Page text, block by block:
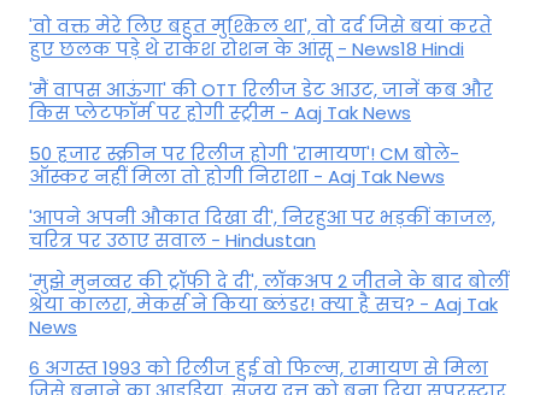
'वो वक्त मेरे लिए बहुत मुश्किल था', वो दर्द जिसे बयां करते
हुए छलक पड़े थे राकेश रोशन के आंसू - News18 Hindi
'मैं वापस आऊंगा' की OTT रिलीज डेट आउट, जानें कब और
किस प्लेटफॉर्म पर होगी स्ट्रीम - Aaj Tak News
50 हजार स्क्रीन पर रिलीज होगी 'रामायण'! CM बोले-
ऑस्कर नहीं मिला तो होगी निराशा - Aaj Tak News
'आपने अपनी औकात दिखा दी', निरहुआ पर भड़कीं काजल,
चरित्र पर उठाए सवाल - Hindustan
'मुझे मुनव्वर की ट्रॉफी दे दी', लॉकअप 2 जीतने के बाद बोलीं
श्रेया कालरा, मेकर्स ने किया ब्लंडर! क्या है सच? - Aaj Tak
News
6 अगस्त 1993 को रिलीज हुई वो फिल्म, रामायण से मिला